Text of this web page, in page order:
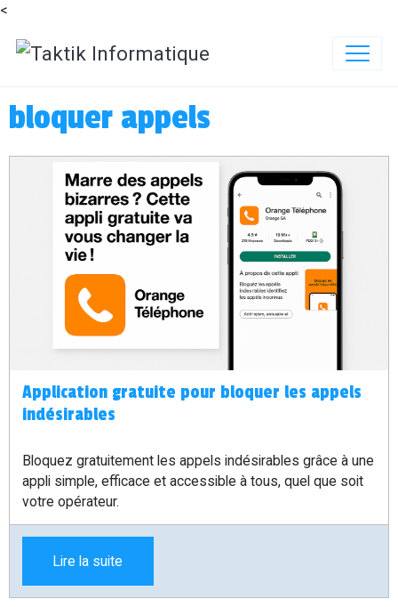
<
bloquer appels
Application gratuite pour bloquer les appels
indésirables
Bloquez gratuitement les appels indésirables grâce à une
appli simple, efficace et accessible à tous, quel que soit
votre opérateur.
Lire la suite